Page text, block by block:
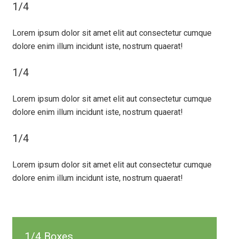
1/4
Lorem ipsum dolor sit amet elit aut consectetur cumque
dolore enim illum incidunt iste, nostrum quaerat!
1/4
Lorem ipsum dolor sit amet elit aut consectetur cumque
dolore enim illum incidunt iste, nostrum quaerat!
1/4
Lorem ipsum dolor sit amet elit aut consectetur cumque
dolore enim illum incidunt iste, nostrum quaerat!
1/4 Boxes